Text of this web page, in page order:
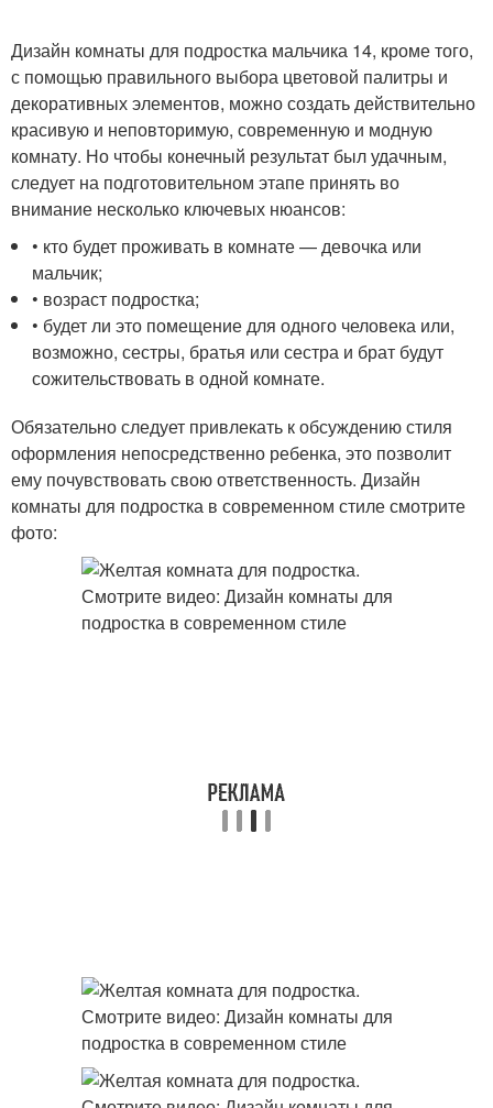
Дизайн комнаты для подростка мальчика 14, кроме того,
с помощью правильного выбора цветовой палитры и
декоративных элементов, можно создать действительно
красивую и неповторимую, современную и модную
комнату. Но чтобы конечный результат был удачным,
следует на подготовительном этапе принять во
внимание несколько ключевых нюансов:
• кто будет проживать в комнате — девочка или
мальчик;
• возраст подростка;
• будет ли это помещение для одного человека или,
возможно, сестры, братья или сестра и брат будут
сожительствовать в одной комнате.
Обязательно следует привлекать к обсуждению стиля
оформления непосредственно ребенка, это позволит
ему почувствовать свою ответственность. Дизайн
комнаты для подростка в современном стиле смотрите
фото: